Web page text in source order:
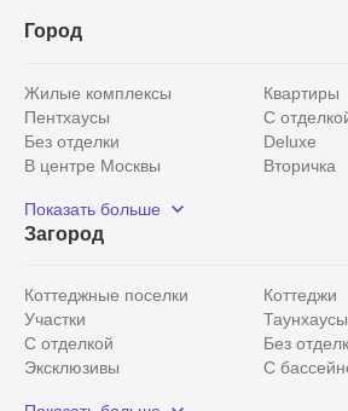
Город
Жилые комплексы
Квартиры
Пентхаусы
С
Без отделки
Deluxe
В центре Москвы
Вторичка
Рядом с парком
С панорамными окнами
Показать больше
Загород
Коттеджные поселки
Коттеджи
Участки
Таунхаусы
С отделкой
Без
Эксклюзивы
С